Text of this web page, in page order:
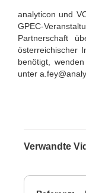
analyticon und
GPEC-
Partnerschaft
österreichischer
benötigt,
unter
Verwandte